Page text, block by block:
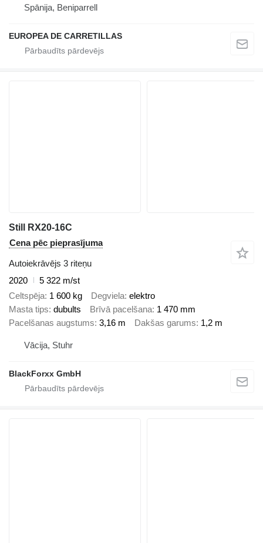
Spānija, Beniparrell
EUROPEA DE CARRETILLAS
Still RX20-16C
Cena pēc pieprasījuma
Autoiekrāvējs 3 riteņu
2020
5 322 m/st
Celtspēja 1 600 kg Degviela elektro
Masta tips dubults Brīvā pacelšana 1 470 mm
Pacelšanas augstums 3,16 m Dakšas garums 1,2 m
Vācija, Stuhr
BlackForxx GmbH